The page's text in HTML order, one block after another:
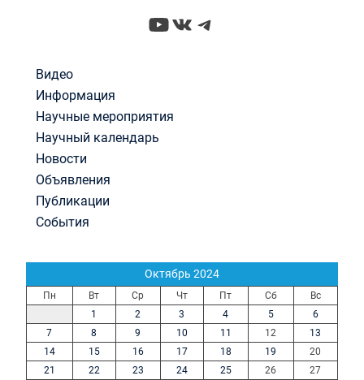
YouTube
ВКонтакте
Telegram
Видео
Информация
Научные мероприятия
Научный календарь
Новости
Объявления
Публикации
События
Октябрь 2024
Пн Вт Ср Чт Пт Сб
Вс
1
2 3 4 5
6
7
8 9 10 11 12
13
14
15 16 17 18 19
20
21
22 23 24 25 26
27